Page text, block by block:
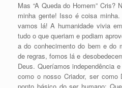
Mas “A Queda do Homem” Cris?
minha gente! Isso é coisa
vamos lá! A humanidade vivia
tudo o que queriam e podiam
a do conhecimento do bem e do
de regras, fomos lá e
Deus. Queríamos independência
como o nosso Criador, ser como